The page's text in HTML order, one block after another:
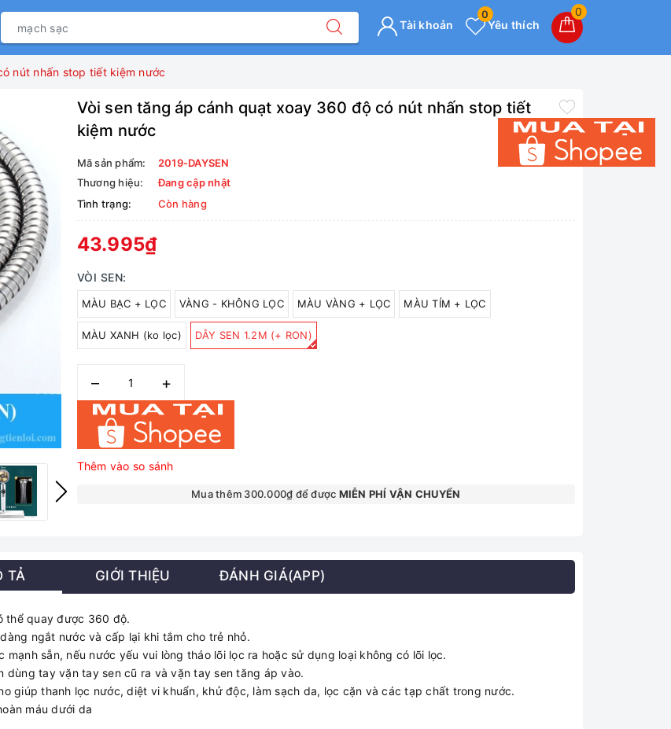
0
Yêu thích
0
Tài khoản
nút nhấn stop tiết kiệm nước
Vòi sen tăng áp cánh quạt xoay 360 độ có nút nhấn stop tiết
kiệm nước
Mã sản phẩm:
2019-DAYSEN
Thương hiệu:
Đang cập nhật
Tình trạng:
Còn hàng
43.995₫
VÒI SEN:
MÀU BẠC + LỌC VÀNG - KHÔNG LỌC MÀU VÀNG + LỌC MÀU TÍM + LỌC
MÀU XANH (ko lọc) DÂY SEN 1.2M (+ RON)
– +
Thêm vào so sánh
Mua thêm 300.000₫ để được MIỄN PHÍ VẬN CHUYỂN
TẢ GIỚI THIỆU ĐÁNH GIÁ(APP)
thể quay được 360 độ.
ngắt nước và cấp lại khi tắm cho trẻ nhỏ.
sẵn, nếu nước yếu vui lòng tháo lõi lọc ra hoặc sử dụng loại không có lõi lọc.
dùng tay vặn tay sen cũ ra và vặn tay sen tăng áp vào.
giúp thanh lọc nước, diệt vi khuẩn, khử độc, làm sạch da, lọc cặn và các tạp chất trong nước.
máu dưới da